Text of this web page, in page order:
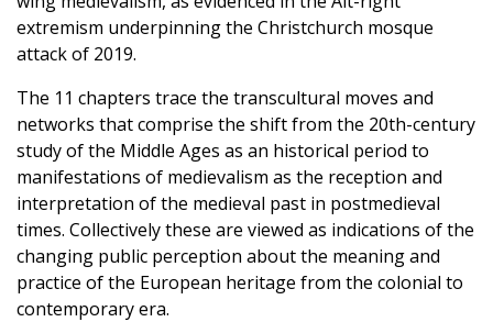
extremism underpinning the Christchurch mosque
attack of 2019.
The 11 chapters trace the transcultural moves and
networks that comprise the shift from the 20th-century
study of the Middle Ages as an historical period to
manifestations of medievalism as the reception and
interpretation of the medieval past in postmedieval
times. Collectively these are viewed as indications of the
changing public perception about the meaning and
practice of the European heritage from the colonial to
contemporary era.